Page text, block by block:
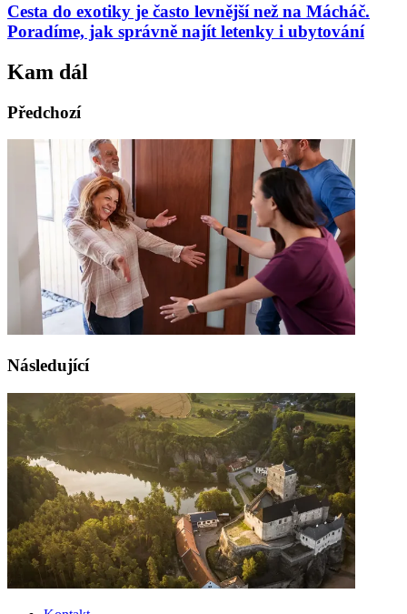
Cesta do exotiky je často levnější než na Mácháč.
Poradíme, jak správně najít letenky i ubytování
Kam dál
Předchozí
Následující